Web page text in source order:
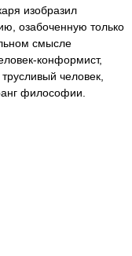
изобразил
озабоченную только
смысле
конформист,
человек,
философии.